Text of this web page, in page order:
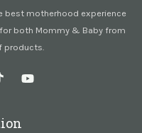
best motherhood experience
for both Mommy & Baby from
products.